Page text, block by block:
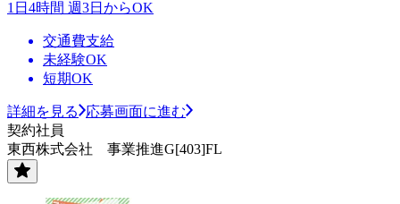
1日4時間 週3日からOK
交通費支給
未経験OK
短期OK
詳細を見る
応募画面に進む
契約社員
東西株式会社 事業推進G[403]FL